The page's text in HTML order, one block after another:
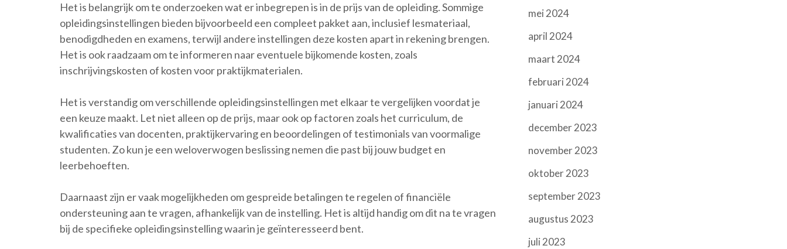
Het is belangrijk om te onderzoeken wat er inbegrepen is in de prijs van de opleiding. Sommige
opleidingsinstellingen bieden bijvoorbeeld een compleet pakket aan, inclusief lesmateriaal,
benodigdheden en examens, terwijl andere instellingen deze kosten apart in rekening brengen.
Het is ook raadzaam om te informeren naar eventuele bijkomende kosten, zoals
inschrijvingskosten of kosten voor praktijkmaterialen.
Het is verstandig om verschillende opleidingsinstellingen met elkaar te vergelijken voordat je
een keuze maakt. Let niet alleen op de prijs, maar ook op factoren zoals het curriculum, de
kwalificaties van docenten, praktijkervaring en beoordelingen of testimonials van voormalige
studenten. Zo kun je een weloverwogen beslissing nemen die past bij jouw budget en
leerbehoeften.
Daarnaast zijn er vaak mogelijkheden om gespreide betalingen te regelen of financiële
ondersteuning aan te vragen, afhankelijk van de instelling. Het is altijd handig om dit na te vragen
bij de specifieke opleidingsinstelling waarin je geïnteresseerd bent.
mei 2024
april 2024
maart 2024
februari 2024
januari 2024
december 2023
november 2023
oktober 2023
september 2023
augustus 2023
juli 2023